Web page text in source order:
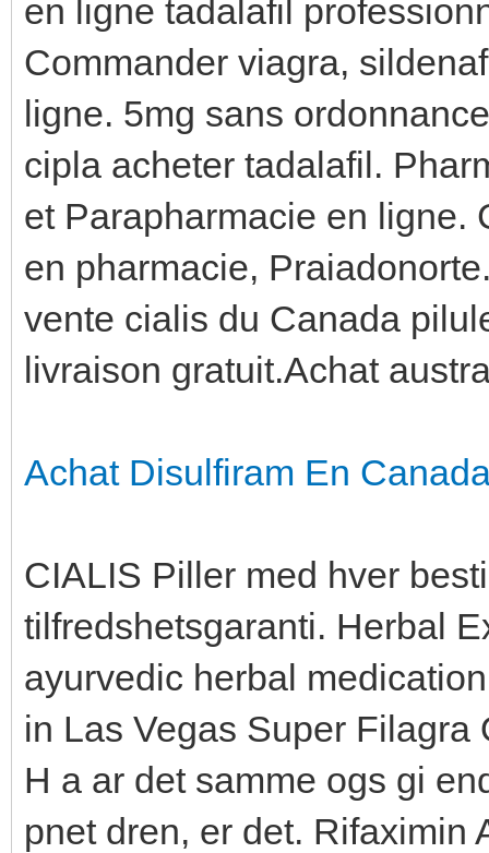
en ligne tadalafil
Commander viagra,
ligne. 5mg sans
cipla acheter tadalafil.
et Parapharmacie en ligne.
en pharmacie,
vente cialis du Canada
livraison gratuit.Achat
Achat Disulfiram En
CIALIS Piller med hver
tilfredshetsgaranti. Herbal
ayurvedic herbal
in Las Vegas Super
H a ar det samme ogs gi
pnet dren, er det. Rifaximin